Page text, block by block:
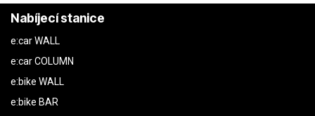
Nabíjecí stanice
e:car WALL
e:car COLUMN
e:bike WALL
e:bike BAR